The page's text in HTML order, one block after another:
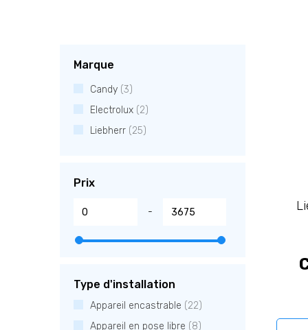
Marque
Candy (3)
Electrolux (2)
Liebherr (25)
Prix
-
Type d'installation
Appareil encastrable (22)
Appareil en pose libre (8)